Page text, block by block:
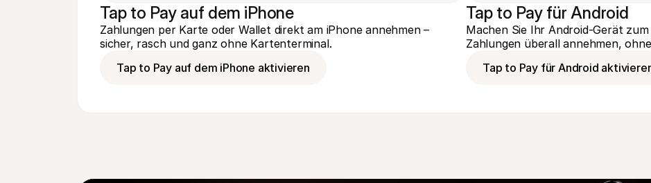
Tap to Pay auf dem iPhone
Zahlungen per Karte oder Wallet direkt am iPhone annehmen –
sicher, rasch und ganz ohne Kartenterminal.
Tap to Pay auf dem iPhone aktivieren
Tap to Pay für Android
Machen Sie Ihr Android-Gerät
Zahlungen überall annehmen,
Tap to Pay für Android